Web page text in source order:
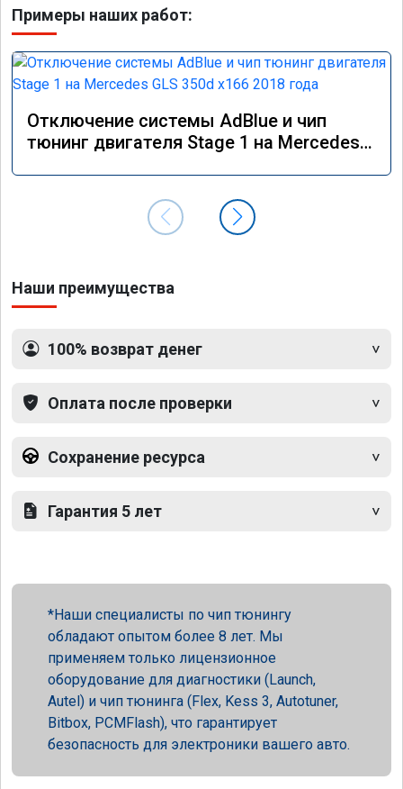
Примеры наших работ:
Отключение системы AdBlue и чип
тюнинг двигателя Stage 1 на Mercedes
Наши преимущества
100% возврат денег
Оплата после проверки
Сохранение ресурса
Гарантия 5 лет
Наши специалисты по чип тюнингу
обладают опытом более 8 лет. Мы
применяем только лицензионное
оборудование для диагностики (Launch,
Autel) и чип тюнинга (Flex, Kess 3, Autotuner,
Bitbox, PCMFlash), что гарантирует
безопасность для электроники вашего авто.